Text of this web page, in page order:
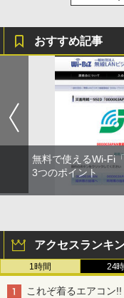
おすすめ記事
無料で使えるWi-Fi
3つのポイント
アクセスランキ
1時間 24
これぞ着るエアコン